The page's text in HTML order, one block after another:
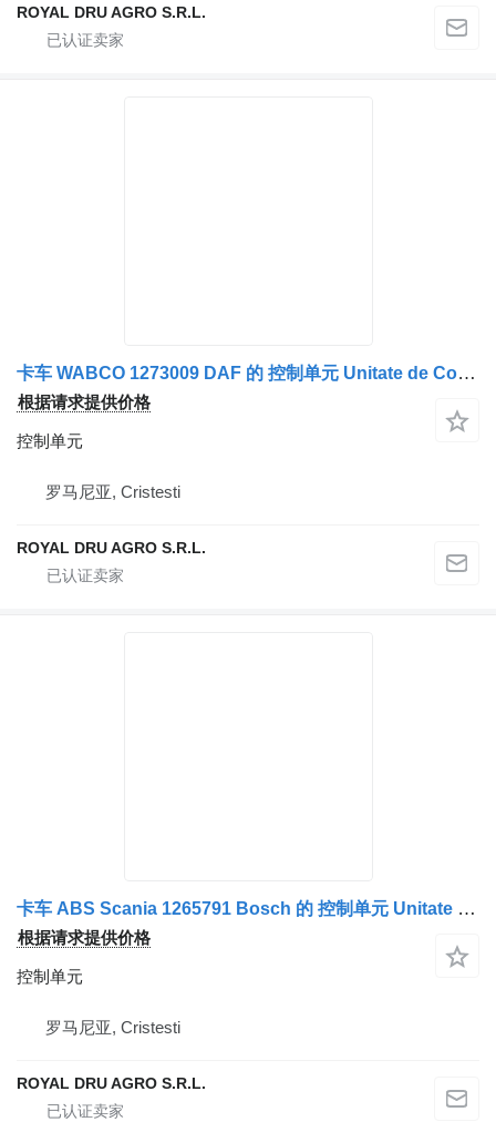
ROYAL DRU AGRO S.R.L.
卡车 WABCO 1273009 DAF 的 控制单元 Unitate de Control ABS
根据请求提供价格
控制单元
罗马尼亚, Cristesti
ROYAL DRU AGRO S.R.L.
卡车 ABS Scania 1265791 Bosch 的 控制单元 Unitate de Control
根据请求提供价格
控制单元
罗马尼亚, Cristesti
ROYAL DRU AGRO S.R.L.